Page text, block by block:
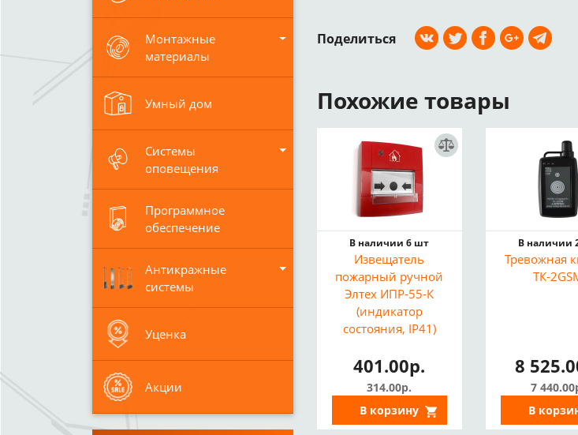
Монтажные
материалы
Умный дом
Системы
оповещения
Программное
обеспечение
Антикражные
системы
Уценка
Акции
Поделиться
Похожие товары
В наличии 6 шт
Извещатель
пожарный ручной
Элтех ИПР-55-К
(индикатор
состояния, IP41)
401.00р.
314.00р.
В корзину
В наличии
Тревожная
ТК-
8
7
В